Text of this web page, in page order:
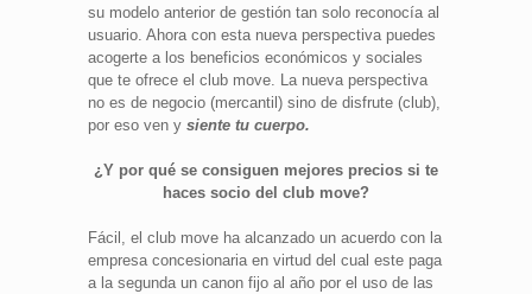
su modelo anterior de gestión tan solo reconocía al
usuario. Ahora con esta nueva perspectiva puedes
acogerte a los beneficios económicos y sociales
que te ofrece el club move. La nueva perspectiva
no es de negocio (mercantil) sino de disfrute (club),
por eso ven y siente tu cuerpo.
¿Y por qué se consiguen mejores precios si te
haces socio del club move?
Fácil, el club move ha alcanzado un acuerdo con la
empresa concesionaria en virtud del cual este paga
a la segunda un canon fijo al año por el uso de las